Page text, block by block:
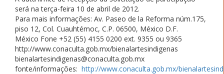
será na terça-feira 10 de abril de 2012.
Para mais informações: Av. Paseo de la Reforma núm.175,
piso 12, Col. Cuauhtémoc, C.P. 06500, México D.F.
México Fone +52 (55) 4155 0200 ext. 9355 ou 9365
http://www.conaculta.gob.mx/bienalartesindigenas
bienalartesindigenas@conaculta.gob.mx
fonte/informações: http://www.conaculta.gob.mx/